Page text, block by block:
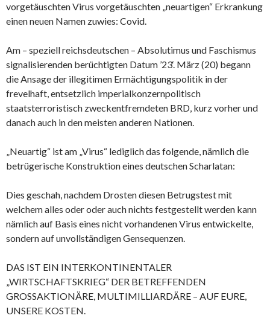
vorgetäuschten Virus vorgetäuschten „neuartigen“ Erkrankung
einen neuen Namen zuwies: Covid.
Am – speziell reichsdeutschen – Absolutimus und Faschismus
signalisierenden berüchtigten Datum ’23‘. März (20) begann
die Ansage der illegitimen Ermächtigungspolitik in der
frevelhaft, entsetzlich imperialkonzernpolitisch
staatsterroristisch zweckentfremdeten BRD, kurz vorher und
danach auch in den meisten anderen Nationen.
„Neuartig“ ist am „Virus“ lediglich das folgende, nämlich die
betrügerische Konstruktion eines deutschen Scharlatan:
Dies geschah, nachdem Drosten diesen Betrugstest mit
welchem alles oder oder auch nichts festgestellt werden kann
nämlich auf Basis eines nicht vorhandenen Virus entwickelte,
sondern auf unvollständigen Gensequenzen.
DAS IST EIN INTERKONTINENTALER
„WIRTSCHAFTSKRIEG“ DER BETREFFENDEN
GROSSAKTIONÄRE, MULTIMILLIARDÄRE – AUF EURE,
UNSERE KOSTEN.